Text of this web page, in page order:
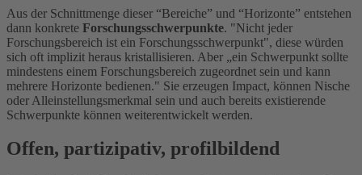
Aus der Schnittmenge dieser “Bereiche” und “Horizonte” entstehen
dann konkrete Forschungsschwerpunkte. "Nicht jeder
Forschungsbereich ist ein Forschungsschwerpunkt", diese würden
sich oft implizit heraus kristallisieren. Aber „ein Schwerpunkt sollte
mindestens einem Forschungsbereich zugeordnet sein und kann
mehrere Horizonte bedienen." Sie erzeugen Impact, können Nische
oder Alleinstellungsmerkmal sein und auch bereits existierende
Schwerpunkte können weiterentwickelt werden.
Offen, partizipativ, profilbildend